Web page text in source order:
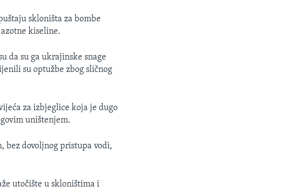
skloništa za bombe
kiseline.
da su ga ukrajinske snage
su optužbe zbog sličnog
za izbjeglice koja je dugo
uništenjem.
bez dovoljnog pristupa vodi,
utočište u skloništima i